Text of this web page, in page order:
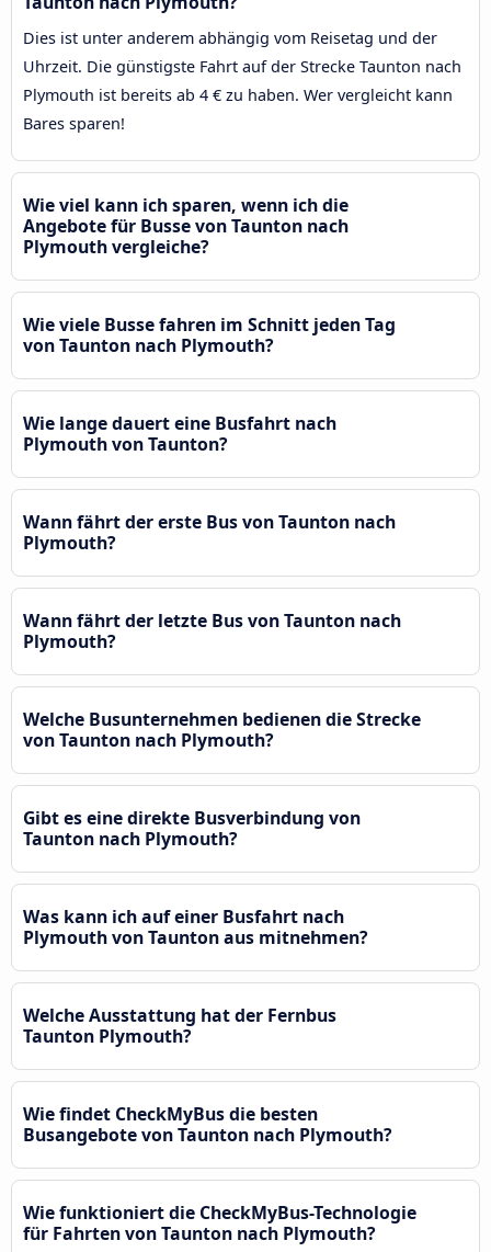
Dies ist unter anderem abhängig vom Reisetag und der
Uhrzeit. Die günstigste Fahrt auf der Strecke Taunton nach
Plymouth ist bereits ab 4 € zu haben. Wer vergleicht kann
Bares sparen!
Wie viel kann ich sparen, wenn ich die
Angebote für Busse von Taunton nach
Plymouth vergleiche?
Wie viele Busse fahren im Schnitt jeden Tag
von Taunton nach Plymouth?
Wie lange dauert eine Busfahrt nach
Plymouth von Taunton?
Wann fährt der erste Bus von Taunton nach
Plymouth?
Wann fährt der letzte Bus von Taunton nach
Plymouth?
Welche Busunternehmen bedienen die Strecke
von Taunton nach Plymouth?
Gibt es eine direkte Busverbindung von
Taunton nach Plymouth?
Was kann ich auf einer Busfahrt nach
Plymouth von Taunton aus mitnehmen?
Welche Ausstattung hat der Fernbus
Taunton Plymouth?
Wie findet CheckMyBus die besten
Busangebote von Taunton nach Plymouth?
Wie funktioniert die CheckMyBus-Technologie
für Fahrten von Taunton nach Plymouth?